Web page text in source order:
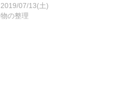
2019/07/13(土)
物の整理